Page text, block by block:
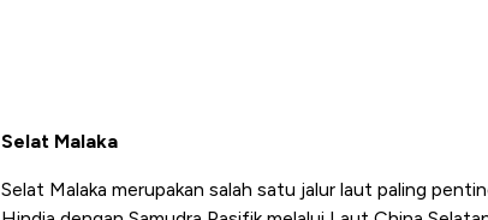
Selat Malaka
Selat Malaka merupakan salah satu jalur laut paling